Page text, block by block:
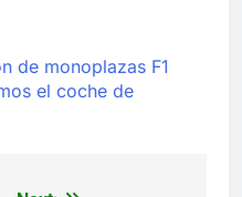
de monoplazas F1
el coche de